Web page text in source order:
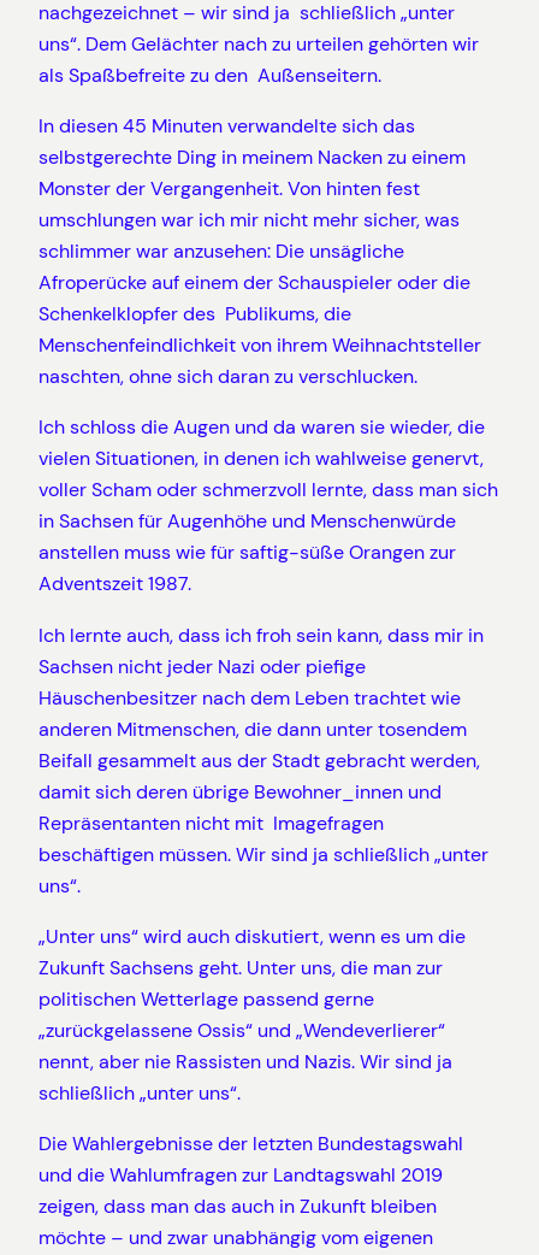
nachgezeichnet – wir sind ja schließlich „unter
uns“. Dem Gelächter nach zu urteilen gehörten wir
als Spaßbefreite zu den Außenseitern.
In diesen 45 Minuten verwandelte sich das
selbstgerechte Ding in meinem Nacken zu einem
Monster der Vergangenheit. Von hinten fest
umschlungen war ich mir nicht mehr sicher, was
schlimmer war anzusehen: Die unsägliche
Afroperücke auf einem der Schauspieler oder die
Schenkelklopfer des Publikums, die
Menschenfeindlichkeit von ihrem Weihnachtsteller
naschten, ohne sich daran zu verschlucken.
Ich schloss die Augen und da waren sie wieder, die
vielen Situationen, in denen ich wahlweise genervt,
voller Scham oder schmerzvoll lernte, dass man sich
in Sachsen für Augenhöhe und Menschenwürde
anstellen muss wie für saftig-süße Orangen zur
Adventszeit 1987.
Ich lernte auch, dass ich froh sein kann, dass mir in
Sachsen nicht jeder Nazi oder piefige
Häuschenbesitzer nach dem Leben trachtet wie
anderen Mitmenschen, die dann unter tosendem
Beifall gesammelt aus der Stadt gebracht werden,
damit sich deren übrige Bewohner_innen und
Repräsentanten nicht mit Imagefragen
beschäftigen müssen. Wir sind ja schließlich „unter
uns“.
„Unter uns“ wird auch diskutiert, wenn es um die
Zukunft Sachsens geht. Unter uns, die man zur
politischen Wetterlage passend gerne
„zurückgelassene Ossis“ und „Wendeverlierer“
nennt, aber nie Rassisten und Nazis. Wir sind ja
schließlich „unter uns“.
Die Wahlergebnisse der letzten Bundestagswahl
und die Wahlumfragen zur Landtagswahl 2019
zeigen, dass man das auch in Zukunft bleiben
möchte – und zwar unabhängig vom eigenen